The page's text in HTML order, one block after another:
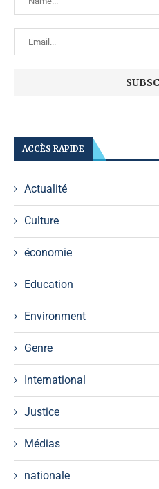
ACCÈS RAPIDE
Actualité
Culture
économie
Education
Environment
Genre
International
Justice
Médias
nationale